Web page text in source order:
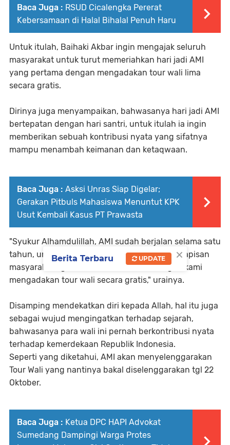
Baca Juga : RSUD Cicalengka Pererat
Kebersamaan di Halal Bihalal Penuh Haru
Untuk itulah, Baihaki Akbar ingin mengajak seluruh
masyarakat untuk turut memeriahkan hari jadi AMI
yang pertama dengan mengadakan tour wali lima
secara gratis.
Dirinya juga menyampaikan, bahwasanya hari jadi AMI
bertepatan dengan hari santri, untuk itulah ia ingin
memberikan sebuah kontribusi nyata yang sifatnya
mampu menambah keimanan dan ketaqwaan.
Baca Juga : Asksi Unras Siap Digelar;
Gerakan Pitbuls Mahasiswa Menuntut KPK
Usut Kembali Kasus PT Prawasta
"Syukur Alhamdulillah, AMI sudah berjalan selama satu
tahun, untuk itu kita ingin mengajak seluruh lapisan
masyarakat agar mau bersama sama dengan kami
mengadakan tour wali secara gratis," urainya.
Disamping mendekatkan diri kepada Allah, hal itu juga
sebagai wujud mengingatkan terhadap sejarah,
bahwasanya para wali ini pernah berkontribusi nyata
terhadap kemerdekaan Republik Indonesia.
Seperti yang diketahui, AMI akan menyelenggarakan
Tour Wali yang nantinya bakal diselenggarakan tgl 22
Oktober.
Baca Juga : Ketua DPC HAPI Advokat
Sumedang Dampingi Warga Protes
×
Berita Terbaru UPDATE